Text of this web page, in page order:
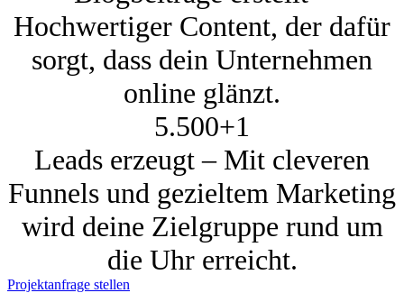
Hochwertiger Content, der dafür
sorgt, dass dein Unternehmen
online glänzt.
5.500+1
Leads erzeugt – Mit cleveren
Funnels und gezieltem Marketing
wird deine Zielgruppe rund um
die Uhr erreicht.
Projektanfrage stellen